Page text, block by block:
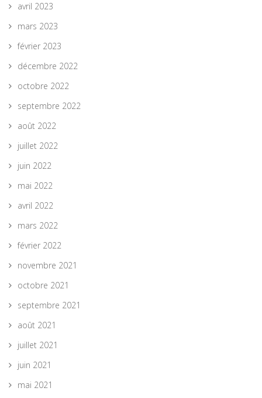
avril 2023
mars 2023
février 2023
décembre 2022
octobre 2022
septembre 2022
août 2022
juillet 2022
juin 2022
mai 2022
avril 2022
mars 2022
février 2022
novembre 2021
octobre 2021
septembre 2021
août 2021
juillet 2021
juin 2021
mai 2021